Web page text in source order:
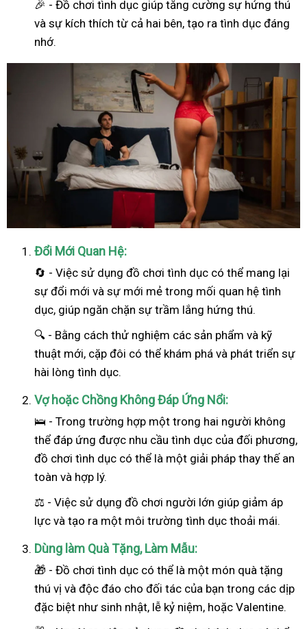
🎉 - Đồ chơi tình dục giúp tăng cường sự hứng thú
và sự kích thích từ cả hai bên, tạo ra tình dục đáng
nhớ.
Đổi Mới Quan Hệ:
🔄 - Việc sử dụng đồ chơi tình dục có thể mang lại
sự đổi mới và sự mới mẻ trong mối quan hệ tình
dục, giúp ngăn chặn sự trầm lắng hứng thú.
🔍 - Bằng cách thử nghiệm các sản phẩm và kỹ
thuật mới, cặp đôi có thể khám phá và phát triển sự
hài lòng tình dục.
Vợ hoặc Chồng Không Đáp Ứng Nổi:
🛌 - Trong trường hợp một trong hai người không
thể đáp ứng được nhu cầu tình dục của đối phương,
đồ chơi tình dục có thể là một giải pháp thay thế an
toàn và hợp lý.
⚖️ - Việc sử dụng đồ chơi người lớn giúp giảm áp
lực và tạo ra một môi trường tình dục thoải mái.
Dùng làm Quà Tặng, Làm Mẫu:
🎁 - Đồ chơi tình dục có thể là một món quà tặng
thú vị và độc đáo cho đối tác của bạn trong các dịp
đặc biệt như sinh nhật, lễ kỷ niệm, hoặc Valentine.